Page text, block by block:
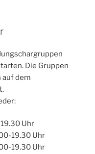
Die Gruppen
auf dem
Uhr
19.30 Uhr
19.30 Uhr